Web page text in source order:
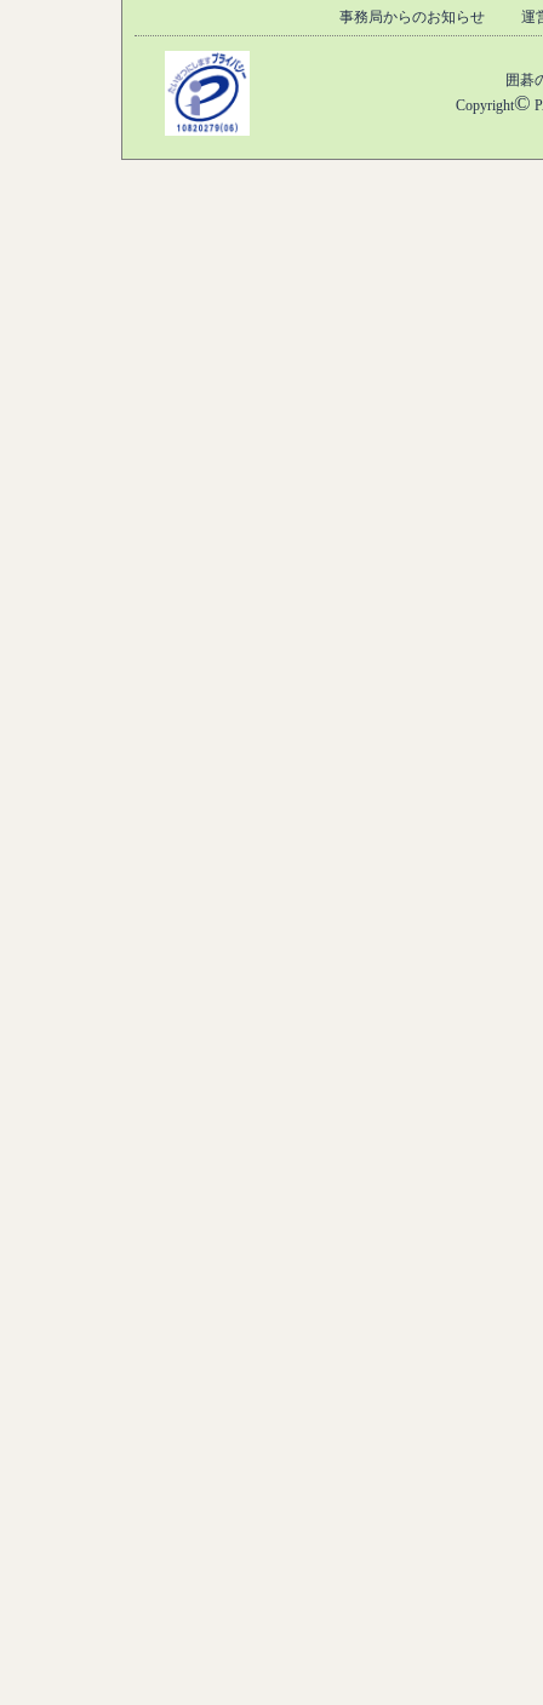
事務局からのお知らせ 運
囲碁
Copyright©